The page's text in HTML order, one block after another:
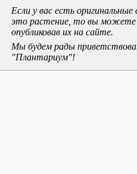
Если у вас есть
это растение, то вы можете
опубликовав их на сайте.
Мы будем рады
"Плантариум"!